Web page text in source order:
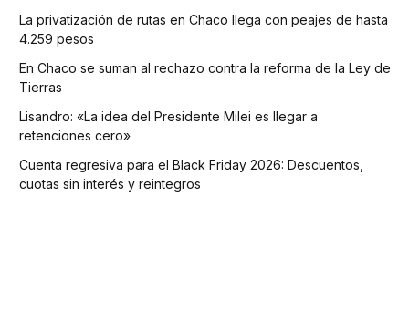
La privatización de rutas en Chaco llega con peajes de hasta
4.259 pesos
En Chaco se suman al rechazo contra la reforma de la Ley de
Tierras
Lisandro: «La idea del Presidente Milei es llegar a
retenciones cero»
Cuenta regresiva para el Black Friday 2026: Descuentos,
cuotas sin interés y reintegros